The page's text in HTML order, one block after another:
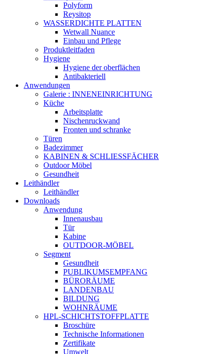
Polyform
Reysitop
WASSERDICHTE PLATTEN
Wetwall Nuance
Einbau und Pflege
Produktleitfaden
Hygiene
Hygiene der oberflächen
Antibakteriell
Anwendungen
Galerie : INNENEINRICHTUNG
Küche
Arbeitsplatte
Nischenruckwand
Fronten und schranke
Türen
Badezimmer
KABINEN & SCHLIESSFÄCHER
Outdoor Möbel
Gesundheit
Leithändler
Leithändler
Downloads
Anwendung
Innenausbau
Tür
Kabine
OUTDOOR-MÖBEL
Segment
Gesundheit
PUBLIKUMSEMPFANG
BÜRORÄUME
LANDENBAU
BILDUNG
WOHNRÄUME
HPL-SCHICHTSTOFFPLATTE
Broschüre
Technische Informationen
Zertifikate
Umwelt